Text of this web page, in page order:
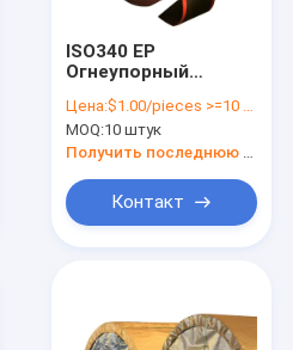
ISO340 EP
Огнеупорный
конвейерный
ремень в черной
резине для высокой
Цена:$1.00/pieces >=10 pieces
MOQ:10 штук
Получить последнюю цену
Контакт